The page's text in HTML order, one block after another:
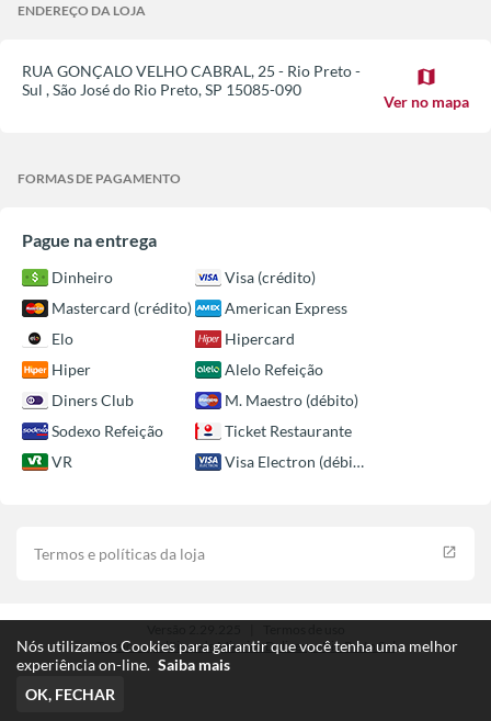
ENDEREÇO DA LOJA
RUA GONÇALO VELHO CABRAL, 25 - Rio Preto -
Sul ,São José do Rio Preto,SP 15085-090
map
Ver no mapa
FORMAS DE PAGAMENTO
Pague na entrega
Dinheiro
Visa (crédito)
Mastercard (crédito)
American Express
Elo
Hipercard
Hiper
Alelo Refeição
Diners Club
M. Maestro (débito)
Sodexo Refeição
Ticket Restaurante
VR
Visa Electron (débito)
Termos e políticas da loja launch
Termos e políticas de Mineiro Delivery - Rio Preto Sul
Nós utilizamos Cookies para garantir que você tenha uma melhor
experiência on-line. Saiba mais
OK, FECHAR